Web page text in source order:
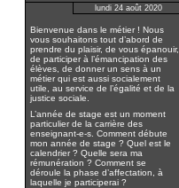
lundi 24 août 2020
Bienvenue dans le métier ! Nous
vous souhaitons tout d’abord de
prendre du plaisir, de vous épanouir,
de participer à l’émancipation des
élèves, de donner un sens à un
métier qui est aussi socialement
utile, au service de l’égalité et de la
justice sociale.
L’année de stage est un moment
particulier de la carrière des
enseignant-e-s. Comment débute
mon année de stage ? Quel est le
calendrier ? Quelle sera ma
rémunération ? Comment se
déroule la phase d’affectation, à
laquelle je participerai ?